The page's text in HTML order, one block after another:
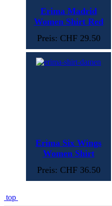
Erima Madrid
Women Shirt Red
Preis: CHF 29.50
Erima Six Wings
Women Shirt
Preis: CHF 36.50
top